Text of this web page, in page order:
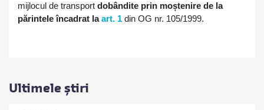
mijlocul de transport dobândite prin moștenire de la
părintele încadrat laart. 1 din OG nr. 105/1999.
Ultimele știri